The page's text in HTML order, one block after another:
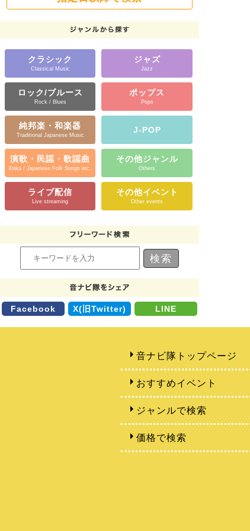
クラシック
Classical Music
ジャズ
Jazz
ロック/ブルース
Rock / Blues
ポップス
Pops
純邦楽・和楽器
Traditional Japanese Music
J-POP
演歌・民謡・歌謡曲
Enka / Japanese Folk Songs etc.
その他ジャンル
Others
ライブ配信
Live streaming
その他イベント
Other events
Facebook X(旧Twitter) LINE
音ナビ隊トップページ
おすすめイベント
ジャンルで検索
価格で検索